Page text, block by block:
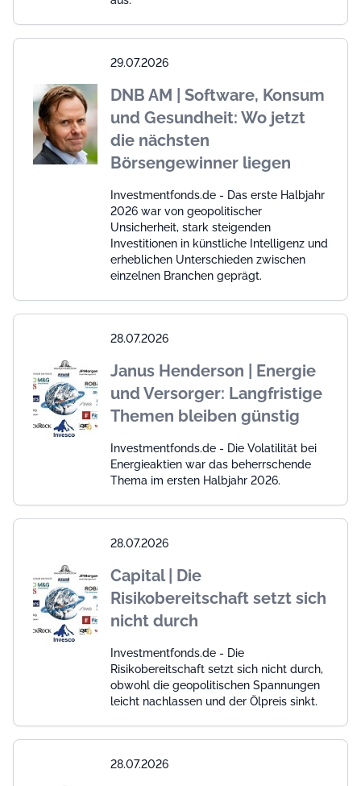
29.07.2026
DNB AM | Software, Konsum
und Gesundheit: Wo jetzt
die nächsten
Börsengewinner liegen
Investmentfonds.de - Das erste Halbjahr
2026 war von geopolitischer
Unsicherheit, stark steigenden
Investitionen in künstliche Intelligenz und
erheblichen Unterschieden zwischen
einzelnen Branchen geprägt.
28.07.2026
Janus Henderson | Energie
und Versorger: Langfristige
Themen bleiben günstig
Investmentfonds.de - Die Volatilität bei
Energieaktien war das beherrschende
Thema im ersten Halbjahr 2026.
28.07.2026
Capital | Die
Risikobereitschaft setzt sich
nicht durch
Investmentfonds.de - Die
Risikobereitschaft setzt sich nicht durch,
obwohl die geopolitischen Spannungen
leicht nachlassen und der Ölpreis sinkt.
28.07.2026